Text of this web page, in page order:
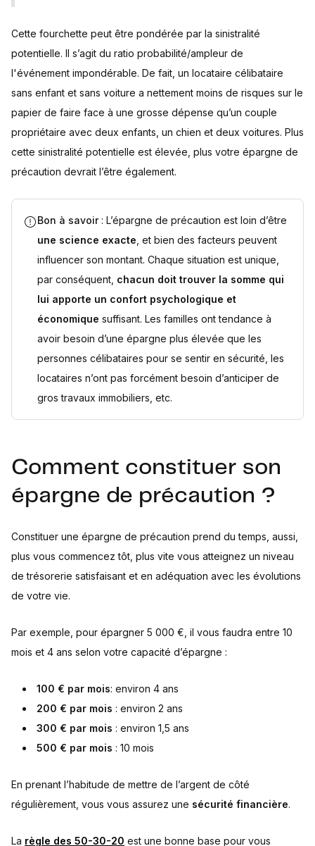
Cette fourchette peut être pondérée par la sinistralité
potentielle. Il s’agit du ratio probabilité/ampleur de
l'événement impondérable. De fait, un locataire célibataire
sans enfant et sans voiture a nettement moins de risques sur le
papier de faire face à une grosse dépense qu’un couple
propriétaire avec deux enfants, un chien et deux voitures. Plus
cette sinistralité potentielle est élevée, plus votre épargne de
précaution devrait l’être également.
Bon à savoir : L’épargne de précaution est loin d’être
une science exacte , et bien des facteurs peuvent
influencer son montant. Chaque situation est unique,
par conséquent, chacun doit trouver la somme qui
lui apporte un confort psychologique et
économique suffisant. Les familles ont tendance à
avoir besoin d’une épargne plus élevée que les
personnes célibataires pour se sentir en sécurité, les
locataires n’ont pas forcément besoin d’anticiper de
gros travaux immobiliers, etc.
Comment constituer son
épargne de précaution ?
Constituer une épargne de précaution prend du temps, aussi,
plus vous commencez tôt, plus vite vous atteignez un niveau
de trésorerie satisfaisant et en adéquation avec les évolutions
de votre vie.
Par exemple, pour épargner 5 000 €, il vous faudra entre 10
mois et 4 ans selon votre capacité d’épargne :
100 € par mois: environ 4 ans
200 € par mois : environ 2 ans
300 € par mois : environ 1,5 ans
500 € par mois : 10 mois
En prenant l’habitude de mettre de l’argent de côté
régulièrement, vous vous assurez une sécurité financière.
La règle des 50-30-20 est une bonne base pour vous